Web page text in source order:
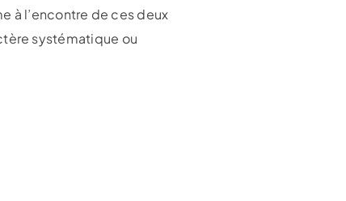
à l’encontre de ces deux
systématique ou